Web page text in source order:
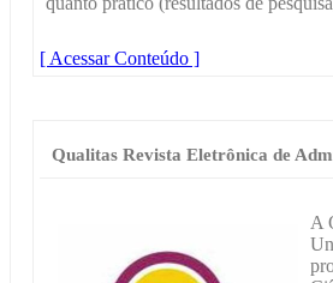
[ Acessar Conteúdo ]
Qualitas Revista Eletrônica de
A